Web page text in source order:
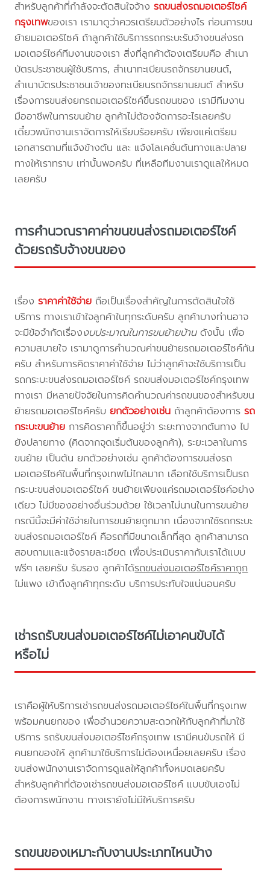
สำหรับลูกค้าที่กำลังจะตัดสินใจจ้างรถขนส่งรถมอเตอร์ไซค์
กรุงเทพของเรา เรามาดูว่าควรเตรียมตัวอย่างไร ก่อนการขน
ย้ายมอเตอร์ไซค์ ถ้าลูกค้าใช้บริการรถกระบะรับจ้างขนส่งรถ
มอเตอร์ไซค์ทีมงานของเรา สิ่งที่ลูกค้าต้องเตรียมคือ สำเนา
บัตรประชาชนผู้ใช้บริการ, สำเนาทะเบียนรถจักรยานยนต์,
สำเนาบัตรประชาชนเจ้าของทะเบียนรถจักรยานยนต์ สำหรับ
เรื่องการขนส่งยกรถมอเตอร์ไซค์ขึ้นรถขนของ เรามีทีมงาน
มืออาชีพในการขนย้าย ลูกค้าไม่ต้องจัดการอะไรเลยครับ
เดี๋ยวพนักงานเราจัดการให้เรียบร้อยครับ เพียงแค่เตรียม
เอกสารตามที่แจ้งข้างต้น และ แจ้งโลเคชั่นต้นทางและปลาย
ทางให้เราทราบ เท่านั้นพอครับ ที่เหลือทีมงานเราดูแลให้หมด
เลยครับ
การคำนวณราคาค่าขนขนส่งรถมอเตอร์ไซค์
ด้วยรถรับจ้างขนของ
เรื่องราคาค่าใช้จ่าย ถือเป็นเรื่องสำคัญในการตัดสินใจใช้
บริการ ทางเราเข้าใจลูกค้าในทุกระดับครับ ลูกค้าบางท่านอาจ
จะมีข้อจำกัดเรื่องงบประมาณในการขนย้ายบ้านดังนั้น เพื่อ
ความสบายใจ เรามาดูการคำนวณค่าขนย้ายรถมอเตอร์ไซค์กัน
ครับ สำหรับการคิดราคาค่าใช้จ่าย ไม่ว่าลูกค้าจะใช้บริการเป็น
รถกระบะขนส่งรถมอเตอร์ไซค์ รถขนส่งมอเตอร์ไซค์กรุงเทพ
ทางเรา มีหลายปัจจัยในการคิดคำนวณค่ารถขนของสำหรับขน
ย้ายรถมอเตอร์ไซค์ครับยกตัวอย่างเช่น ถ้าลูกค้าต้องการรถ
กระบะขนย้าย การคิดราคาก็ขึ้นอยู่ว่า ระยะทางจากต้นทาง ไป
ยังปลายทาง (คิดจากจุดเริ่มต้นของลูกค้า), ระยะเวลาในการ
ขนย้าย เป็นต้น ยกตัวอย่างเช่น ลูกค้าต้องการขนส่งรถ
มอเตอร์ไซค์ในพื้นที่กรุงเทพไม่ไกลมาก เลือกใช้บริการเป็นรถ
กระบะขนส่งมอเตอร์ไซค์ ขนย้ายเพียงแค่รถมอเตอร์ไซค์อย่าง
เดียว ไม่มีของอย่างอื่นร่วมด้วย ใช้เวลาไม่นานในการขนย้าย
กรณีนี้จะมีค่าใช้จ่ายในการขนย้ายถูกมาก เนื่องจากใช้รถกระบะ
ขนส่งรถมอเตอร์ไซค์ คือรถที่มีขนาดเล็กที่สุด ลูกค้าสามารถ
สอบถามและแจ้งรายละเอียด เพื่อประเมินราคากับเราได้แบบ
ฟรีๆ เลยครับ รับรอง ลูกค้าได้รถขนส่งมอเตอร์ไซค์ราคาถูก
ไม่แพง เข้าถึงลูกค้าทุกระดับ บริการประทับใจแน่นอนครับ
เช่ารถรับขนส่งมอเตอร์ไซค์ไม่เอาคนขับได้
หรือไม่
เราคือผู้ให้บริการเช่ารถขนส่งรถมอเตอร์ไซค์ในพื้นที่กรุงเทพ
พร้อมคนยกของ เพื่ออำนวยความสะดวกให้กับลูกค้าที่มาใช้
บริการ รถรับขนส่งมอเตอร์ไซค์กรุงเทพ เรามีคนขับรถให้ มี
คนยกของให้ ลูกค้ามาใช้บริการไม่ต้องเหนื่อยเลยครับ เรื่อง
ขนส่งพนักงานเราจัดการดูแลให้ลูกค้าทั้งหมดเลยครับ
สำหรับลูกค้าที่ต้องเช่ารถขนส่งมอเตอร์ไซค์ แบบขับเองไม่
ต้องการพนักงาน ทางเรายังไม่มีให้บริการครับ
รถขนของเหมาะกับงานประเภทไหนบ้าง